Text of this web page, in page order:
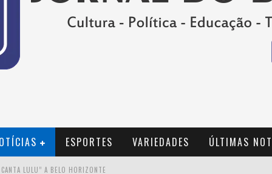
ESPORTES VARIEDADES ÚLTIMAS
LULU” A BELO HORIZONTE